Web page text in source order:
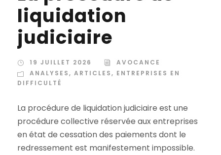
liquidation
judiciaire
19 JUILLET 2026
AVOCANCE
ANALYSES, ARTICLES, ENTREPRISES EN
DIFFICULTÉ
La procédure de liquidation judiciaire est une
procédure collective réservée aux entreprises
en état de cessation des paiements dont le
redressement est manifestement impossible.